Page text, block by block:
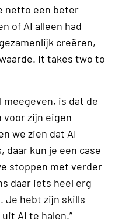
netto een beter
of AI alleen had
creëren,
It takes two to
meegeven, is dat de
voor zijn eigen
we zien dat AI
daar kun je een case
stoppen met verder
daar iets heel erg
Je hebt zijn skills
AI te halen.”